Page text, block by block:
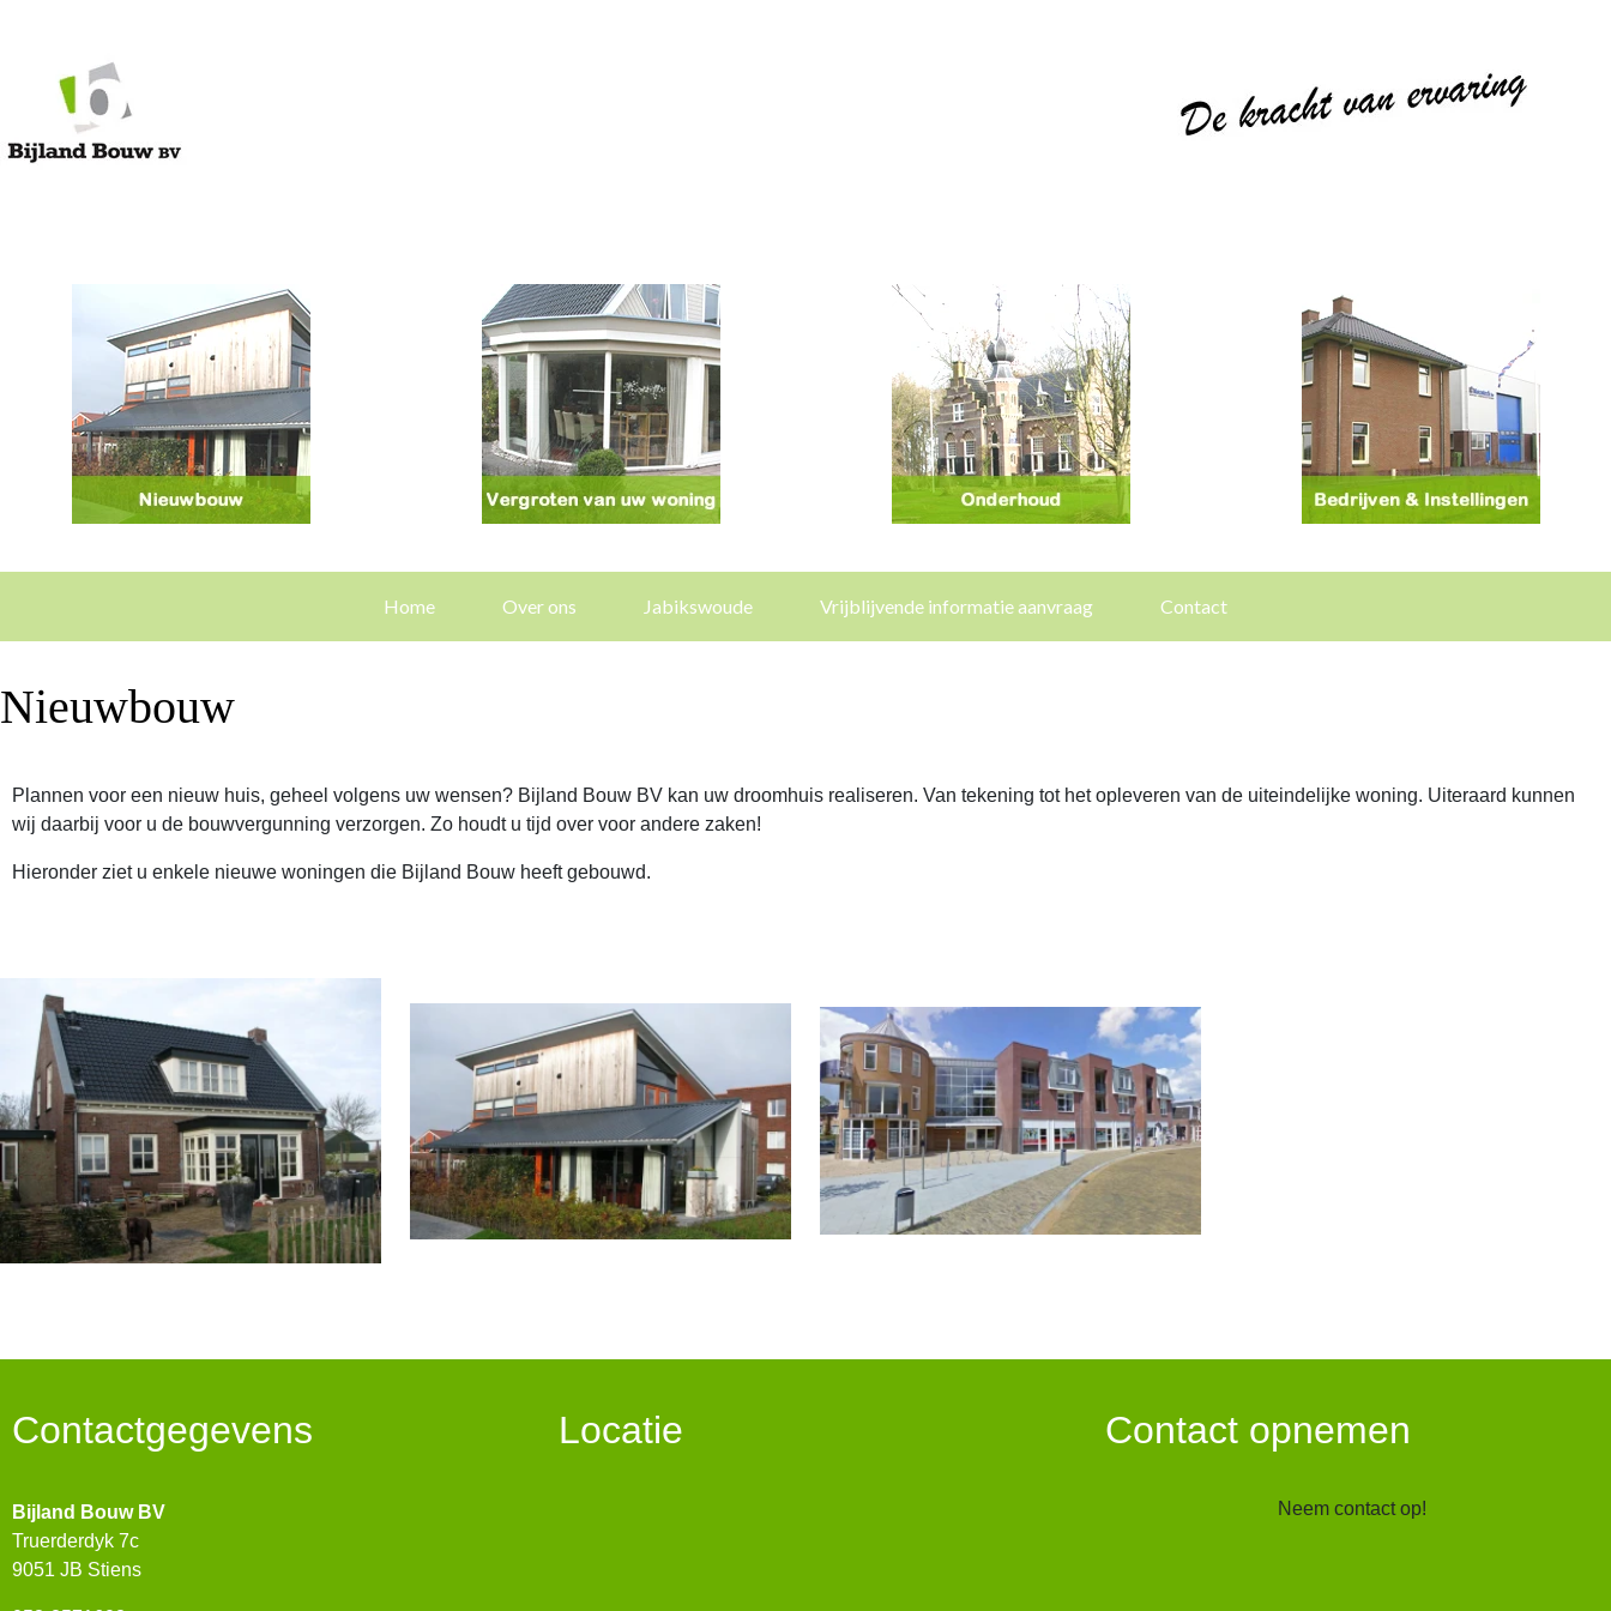
Home Over ons Jabikswoude Vrijblijvende informatie aanvraag Contact
Nieuwbouw
Plannen voor een nieuw huis, geheel volgens uw wensen? Bijland Bouw BV kan uw droomhuis realiseren. Van tekening tot het opleveren van de uiteindelijke woning. Uiteraard kunnen
wij daarbij voor u de bouwvergunning verzorgen. Zo houdt u tijd over voor andere zaken!
Hieronder ziet u enkele nieuwe woningen die Bijland Bouw heeft gebouwd.
Contactgegevens
Bijland Bouw BV
Truerderdyk 7c
9051 JB Stiens
Locatie Contact opnemen
Neem contact op!